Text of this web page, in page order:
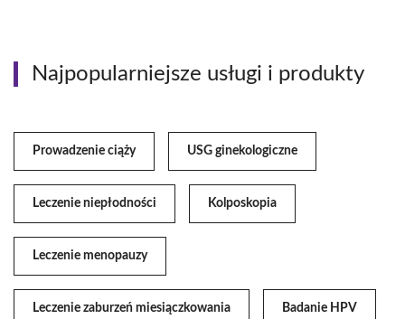
Najpopularniejsze usługi i produkty
Prowadzenie ciąży USG ginekologiczne
Leczenie niepłodności Kolposkopia
Leczenie menopauzy
Leczenie zaburzeń miesiączkowania Badanie HPV